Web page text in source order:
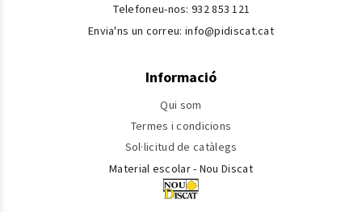
Telefoneu-nos:932 853 121
Envia'ns un correu: info@pidiscat.cat
Informació
Qui som
Termes i condicions
Sol·licitud de catàlegs
Material escolar - Nou Discat